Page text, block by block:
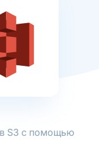
S3 с помощью